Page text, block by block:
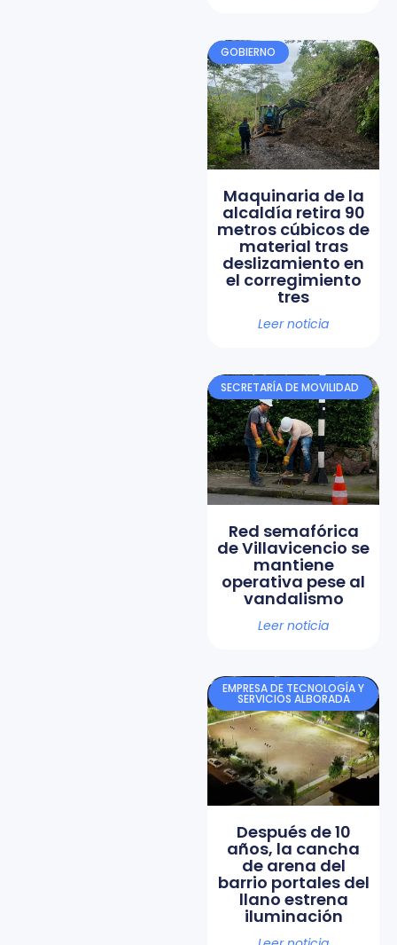
GOBIERNO
Maquinaria de la
alcaldía retira 90
metros cúbicos de
material tras
deslizamiento en
el corregimiento
tres
Leer noticia
SECRETARÍA DE MOVILIDAD
Red semafórica
de Villavicencio se
mantiene
operativa pese al
vandalismo
Leer noticia
EMPRESA DE TECNOLOGÍA Y
SERVICIOS ALBORADA
Después de 10
años, la cancha
de arena del
barrio portales del
llano estrena
iluminación